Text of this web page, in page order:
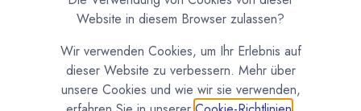
Website in diesem Browser zulassen?
Wir verwenden Cookies, um Ihr Erlebnis auf
dieser Website zu verbessern. Mehr über
unsere Cookies und wie wir sie verwenden,